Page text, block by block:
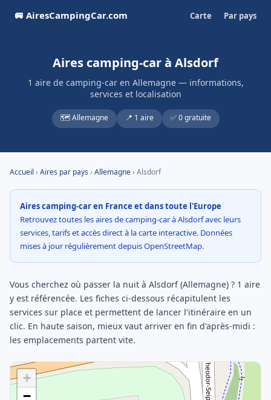
🚐 AiresCampingCar.com Carte Par pays
Aires camping-car à Alsdorf
1 aire de camping-car en Allemagne — informations,
services et localisation
🗺️ Allemagne 📍 1 aire ✅ 0 gratuite
Accueil › Aires par pays› Allemagne› Alsdorf
Aires camping-car en France et dans toute l'Europe
Retrouvez toutes les aires de camping-car à Alsdorf avec leurs
services, tarifs et accès direct à la carte interactive. Données
mises à jour régulièrement depuis OpenStreetMap.
Vous cherchez où passer la nuit à Alsdorf (Allemagne) ? 1 aire
y est référencée. Les fiches ci-dessous récapitulent les
services sur place et permettent de lancer l'itinéraire en un
clic. En haute saison, mieux vaut arriver en fin d'après-midi :
les emplacements partent vite.
+
−